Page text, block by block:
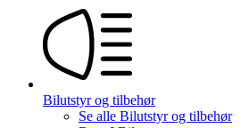
Bilutstyr og tilbehør
Se alle Bilutstyr og tilbehør